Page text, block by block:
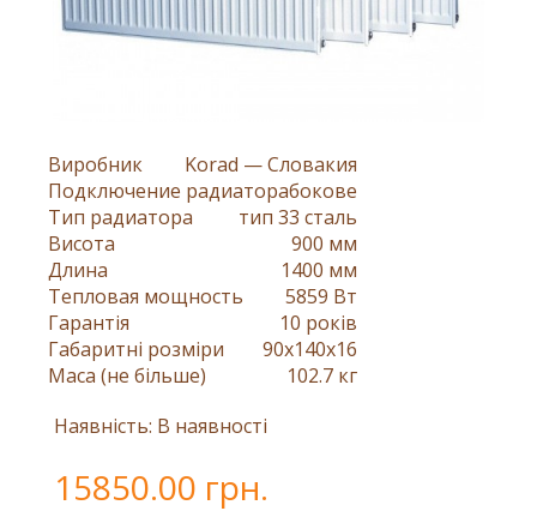
Виробник
Korad — Словакия
Подключение радиаторабокове
Тип радиатора
тип 33 сталь
Висота
900 мм
Длина
1400 мм
Тепловая мощность
5859 Вт
Гарантія
10 років
Габаритні розміри
90x140x16
Маса (не більше)
102.7 кг
Наявність: В наявності
15850.00 грн.